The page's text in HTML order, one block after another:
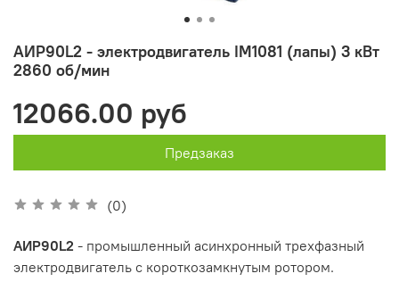
АИР90L2 - электродвигатель IM1081 (лапы) 3 кВт
2860 об/мин
(0)
12066.00 руб
Предзаказ
АИР90L2 - промышленный асинхронный трехфазный
электродвигатель с короткозамкнутым ротором.